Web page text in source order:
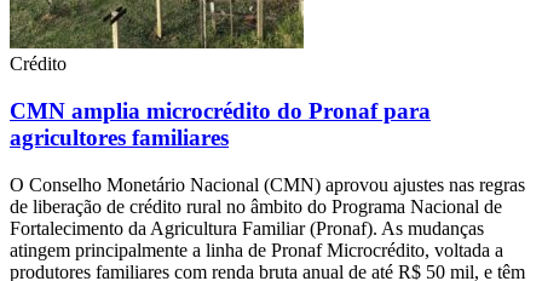
Crédito
CMN amplia microcrédito do Pronaf para
agricultores familiares
O Conselho Monetário Nacional (CMN) aprovou ajustes nas regras
de liberação de crédito rural no âmbito do Programa Nacional de
Fortalecimento da Agricultura Familiar (Pronaf). As mudanças
atingem principalmente a linha de Pronaf Microcrédito, voltada a
produtores familiares com renda bruta anual de até R$ 50 mil, e têm